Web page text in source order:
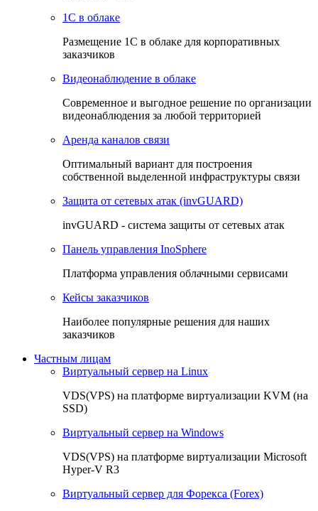
1C в облаке
Размещение 1С в облаке для корпоративных
заказчиков
Видеонаблюдение в облаке
Cовременное и выгодное решение по организации
видеонаблюдения за любой территорией
Аренда каналов связи
Оптимальный вариант для построения
собственной выделенной инфраструктуры связи
Защита от сетевых атак (invGUARD)
invGUARD - система защиты от сетевых атак
Панель управления InoSphere
Платформа управления облачными сервисами
Кейсы заказчиков
Наиболее популярные решения для наших
заказчиков
Частным лицам
Виртуальный сервер на Linux
VDS(VPS) на платформе виртуализации KVM (на
SSD)
Виртуальный сервер на Windows
VDS(VPS) на платформе виртуализации Microsoft
Hyper-V R3
Виртуальный сервер для Форекса (Forex)